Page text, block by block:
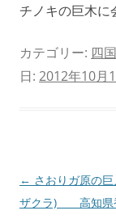
チノキの巨木に
カテゴリー: 四
日: 2012年10月
投
稿
← さおりガ原の巨
ザクラ) 高知県